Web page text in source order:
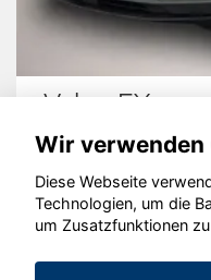
Volvo EX30
©
Wir verwenden
Diese Webseite
Technologien, um die
um Zusatzfunktionen